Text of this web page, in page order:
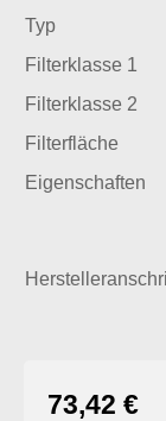
Typ
Filterklasse 1
Filterklasse 2
Filterfläche
Eigenschaften
Regulärer
73,42 €